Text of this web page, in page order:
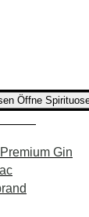
Öffne
Gin